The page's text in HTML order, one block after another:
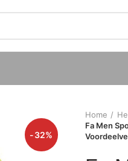
-32%
Home
Fa Men